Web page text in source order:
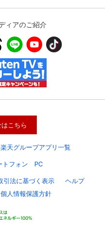
本人連絡先、パスワード 、クレ
ード情報の変更が可能です。
ィアのご紹介
こちら
楽天グループアプリ一覧
トフォン PC
引法に基づく表示
ヘルプ
個人情報保護方針